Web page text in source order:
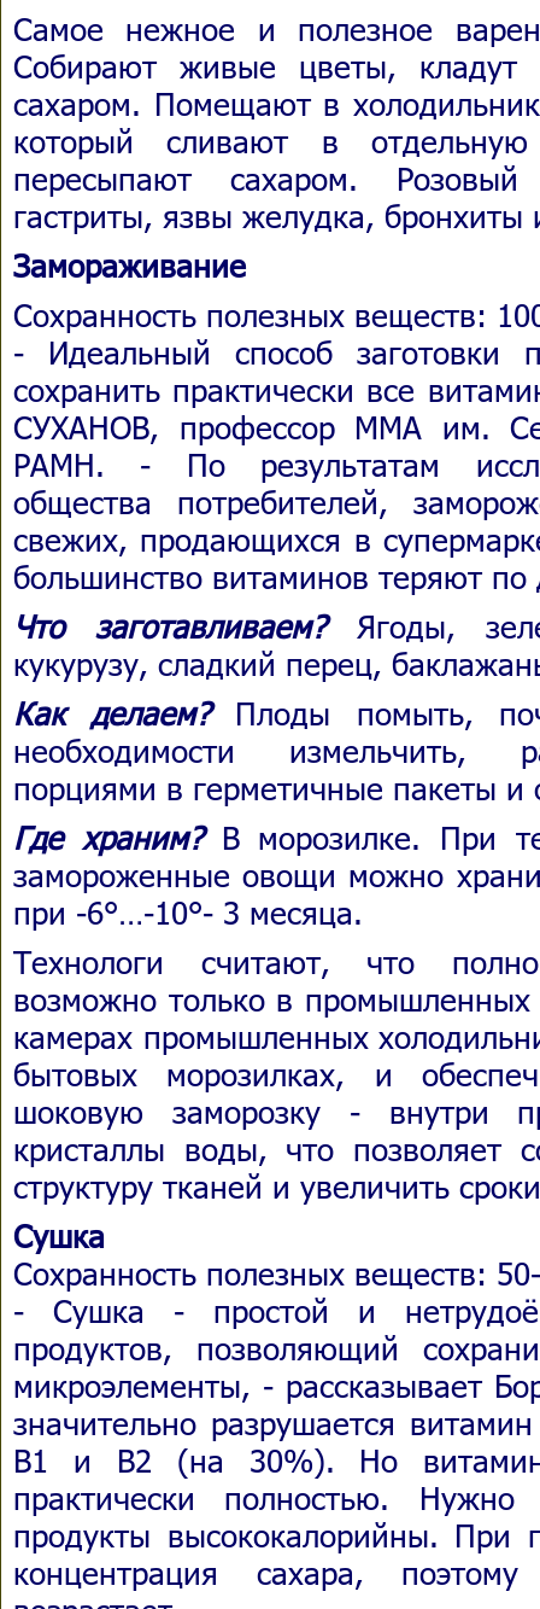
Самое нежное и полезное
Собирают живые цветы,
сахаром. Помещают в
который сливают в
пересыпают сахаром.
гастриты, язвы желудка, бронхиты
Замораживание
Сохранность полезных веществ:
- Идеальный способ заготовки
сохранить практически все
СУХАНОВ, профессор ММА им.
РАМН. - По результатам
общества потребителей,
свежих, продающихся в
большинство витаминов теряют по
Что заготавливаем?Ягоды,
кукурузу, сладкий перец,
Как делаем?Плоды помыть,
необходимости измельчить,
порциями в герметичные пакеты и
Где храним?В морозилке. При
замороженные овощи можно
при -6°…-10°- 3 месяца.
Технологи считают, что
возможно только в промышленных
камерах промышленных
бытовых морозилках, и
шоковую заморозку - внутри
кристаллы воды, что позволяет
структуру тканей и увеличить
Сушка
Сохранность полезных веществ:
- Сушка - простой и
продуктов, позволяющий
микроэлементы, - рассказывает
значительно разрушается
В1 и В2 (на 30%). Но
практически полностью.
продукты высококалорийны. При
концентрация сахара,